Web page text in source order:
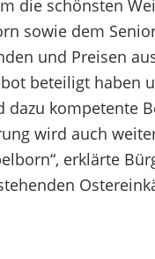
die schönsten
sowie dem
und Preisen
beteiligt haben
kompetente
wird auch
erklärte